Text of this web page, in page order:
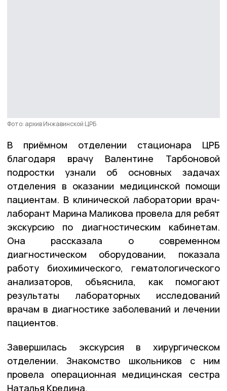
Фото: архив Инжавинской ЦРБ
В приёмном отделении стационара ЦРБ
благодаря врачу Валентине Тарбоновой
подростки узнали об основных задачах
отделения в оказании медицинской помощи
пациентам. В клинической лаборатории врач-
лаборант Марина Маликова провела для ребят
экскурсию по диагностическим кабинетам.
Она рассказала о современном
диагностическом оборудовании, показала
работу биохимического, гематологического
анализаторов, объяснила, как помогают
результаты лабораторных исследований
врачам в диагностике заболеваний и лечении
пациентов.
Завершилась экскурсия в хирургическом
отделении. Знакомство школьников с ним
провела операционная медицинская сестра
Наталья Кредина.